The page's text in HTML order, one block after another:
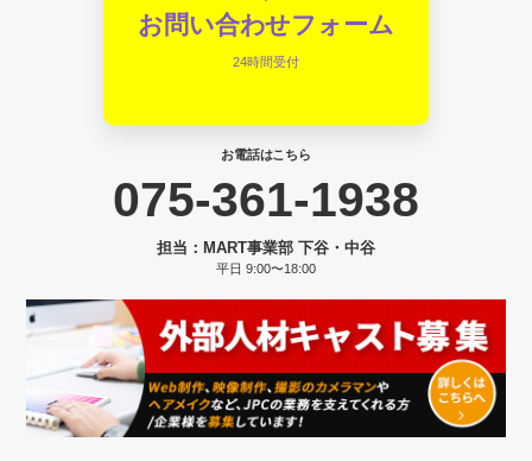
お問い合わせフォーム
24時間受付
お電話はこちら
075-361-1938
担当：MART事業部 下谷・中谷
平日 9:00〜18:00